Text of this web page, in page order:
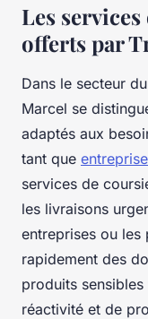
Les
offerts par
Dans le secteur
Marcel se
adaptés aux
tant que
services de
les livraisons
entreprises ou
rapidement des
produits
réactivité et de